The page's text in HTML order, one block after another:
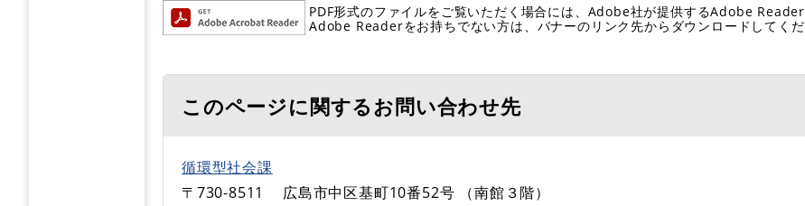
PDF形式のファイルをご覧いただく場合には、Adobe社が提供するAdobe Reader
Adobe Readerをお持ちでない方は、バナーのリンク先からダウンロードしてくだ
このページに関するお問い合わせ先
循環型社会課
〒730-8511
広島市中区基町10番52号 （南館３階）